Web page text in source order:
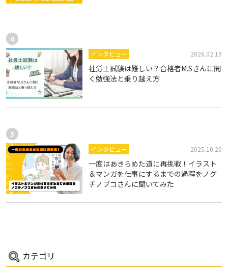
インタビュー 2026.02.19
社労士試験は難しい？合格者M.Sさんに聞
く勉強法と乗り越え方
インタビュー 2025.10.20
一度はあきらめた道に再挑戦！イラスト
＆マンガを仕事にするまでの過程をノグ
チノブコさんに聞いてみた
カテゴリ